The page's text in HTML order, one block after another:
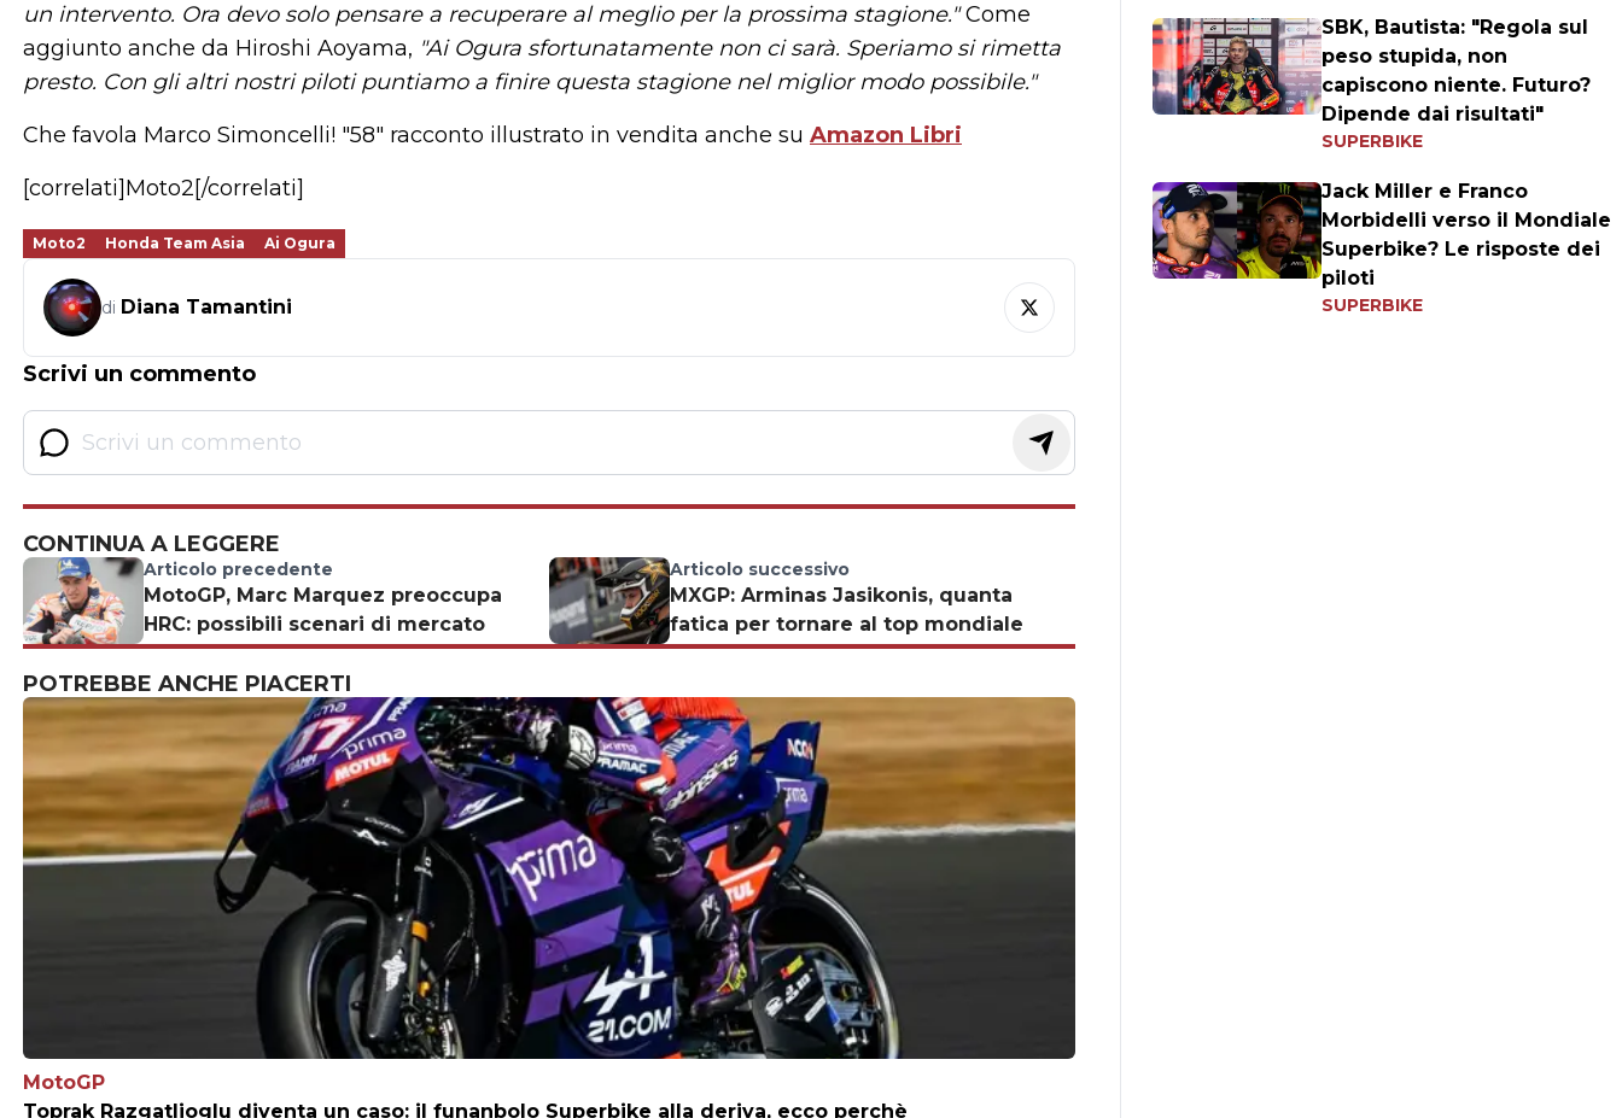
un intervento. Ora devo solo pensare a recuperare al meglio per la prossima stagione."Come
aggiunto anche da Hiroshi Aoyama, "Ai Ogura sfortunatamente non ci sarà. Speriamo si rimetta
presto. Con gli altri nostri piloti puntiamo a finire questa stagione nel miglior modo possibile."
Che favola Marco Simoncelli! "58" racconto illustrato in vendita anche su Amazon Libri
[correlati]Moto2[/correlati]
Moto2 Honda Team Asia Ai Ogura
di Diana Tamantini
Scrivi un commento
CONTINUA A LEGGERE
Articolo precedente
MotoGP, Marc Marquez preoccupa
HRC: possibili scenari di mercato
Articolo successivo
MXGP: Arminas Jasikonis, quanta
fatica per tornare al top mondiale
POTREBBE ANCHE PIACERTI
MotoGP
Toprak Razgatlioglu diventa un caso: il funanbolo Superbike alla deriva, ecco perchè
SBK, Bautista: "Regola sul
peso stupida, non
capiscono niente. Futuro?
Dipende dai risultati"
SUPERBIKE
Jack Miller e Franco
Morbidelli verso il Mondiale
Superbike? Le risposte dei
piloti
SUPERBIKE